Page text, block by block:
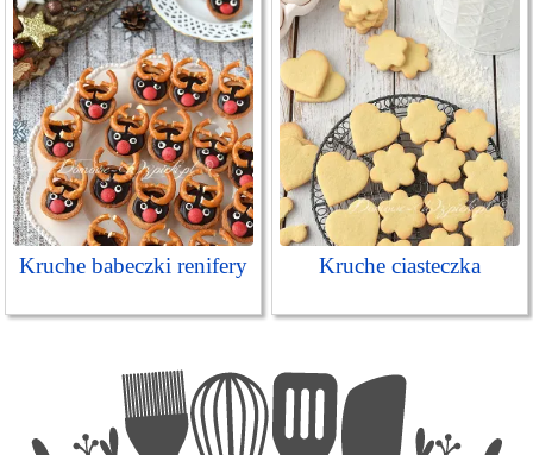
Kruche babeczki renifery Kruche ciasteczka